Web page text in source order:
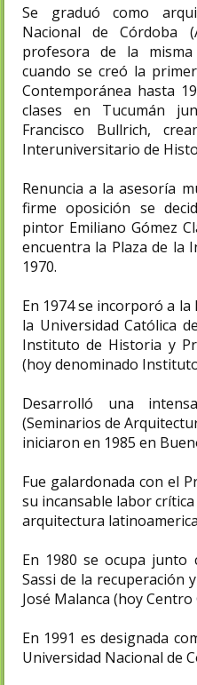
Se graduó como
Nacional de Córdoba
profesora de la
cuando se creó la
Contemporánea hasta
clases en Tucumán
Francisco Bullrich,
Interuniversitario de
Renuncia a la asesoría
firme oposición se
pintor Emiliano Gómez
encuentra la Plaza de la
1970.
En 1974 se incorporó a
la Universidad Católica
Instituto de Historia y
(hoy denominado
Desarrolló una
(Seminarios de
iniciaron en 1985 en
Fue galardonada con el
su incansable labor
arquitectura
En 1980 se ocupa junto
Sassi de la recuperación
José Malanca (hoy
En 1991 es designada
Universidad Nacional de